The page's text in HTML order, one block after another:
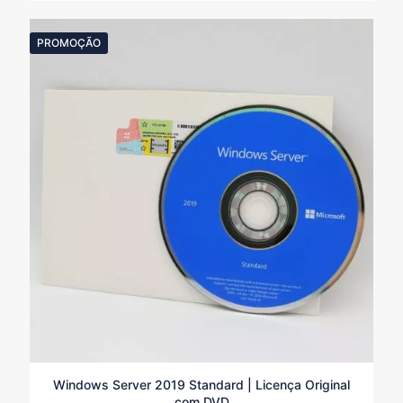
era:
é:
PROMOÇÃO
Windows Server 2019 Standard | Licença Original